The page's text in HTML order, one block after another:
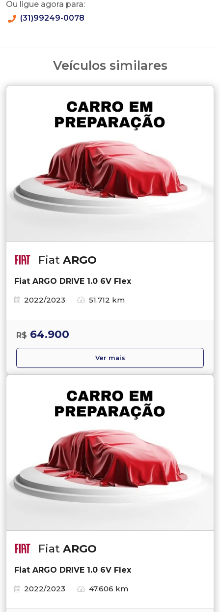
Ou ligue agora para:
(31)99249-0078
Veículos similares
Fiat ARGO
Fiat ARGO DRIVE 1.0 6V Flex
2022/2023
51.712 km
R$ 64.900
Ver mais
Fiat ARGO
Fiat ARGO DRIVE 1.0 6V Flex
2022/2023
47.606 km